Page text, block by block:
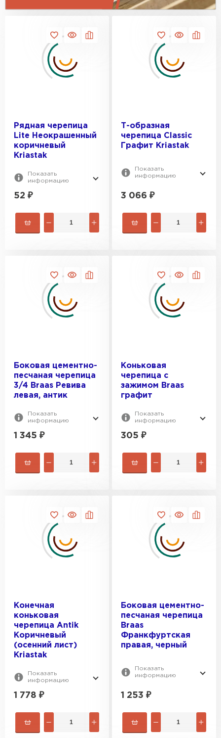
Рядная черепица
Lite Неокрашенный
коричневый
Kriastak
Показать
информацию
52 ₽
Т-образная
черепица Classic
Графит Kriastak
Показать
информацию
3 066 ₽
Боковая цементно-
песчаная черепица
3/4 Braas Ревива
левая, антик
Показать
информацию
1 345 ₽
Коньковая
черепица с
зажимом Braas
графит
Показать
информацию
305 ₽
Конечная
коньковая
черепица Antik
Коричневый
(осенний лист)
Kriastak
Показать
информацию
1 778 ₽
Боковая цементно-
песчаная черепица
Braas
Франкфуртская
правая, черный
Показать
информацию
1 253 ₽
ПЕРЕЙТИ